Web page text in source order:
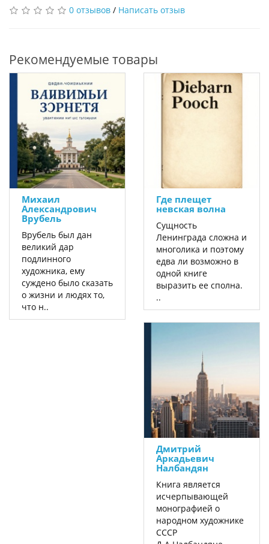
0 отзывов / Написать отзыв
Рекомендуемые товары
Михаил
Александрович
Врубель
Врубель был дан
великий дар
подлинного
художника, ему
суждено было сказать
о жизни и людях то,
что н..
Где плещет
невская волна
Сущность
Ленинграда сложна и
многолика и поэтому
едва ли возможно в
одной книге
выразить ее сполна.
..
Дмитрий
Аркадьевич
Налбандян
Книга является
исчерпывающей
монографией о
народном художнике
СССР